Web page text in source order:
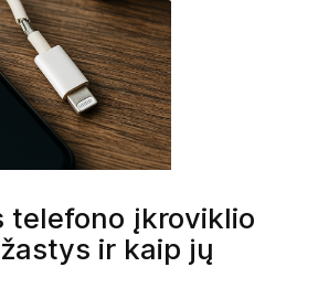
telefono įkroviklio
ir kaip jų